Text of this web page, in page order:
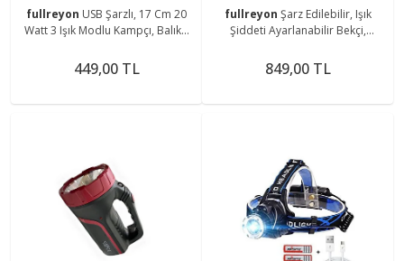
fullreyon USB Şarzlı, 17 Cm 20
Watt 3 Işık Modlu Kampçı, Balıkçı
Magnetli Aplik
449,00 TL
fullreyon Şarz Edilebilir, Işık
Şiddeti Ayarlanabilir Bekçi,
Aparatlı Fener
849,00 TL